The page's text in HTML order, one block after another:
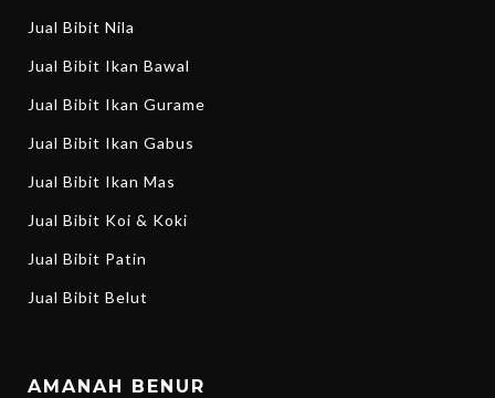
Jual Bibit Nila
Jual Bibit Ikan Bawal
Jual Bibit Ikan Gurame
Jual Bibit Ikan Gabus
Jual Bibit Ikan Mas
Jual Bibit Koi & Koki
Jual Bibit Patin
Jual Bibit Belut
AMANAH BENUR